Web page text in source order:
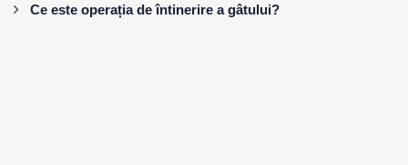
Ce este operația de întinerire a gâtului?